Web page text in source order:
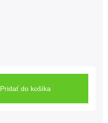
Pridať do košíka